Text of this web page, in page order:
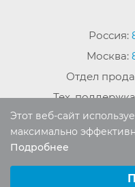
Россия:
Москва:
Отдел
Тех.
Этот веб-сайт
максимально
Подробнее